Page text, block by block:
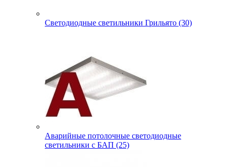
Светодиодные светильники Грильято (30)
Аварийные потолочные светодиодные
светильники с БАП (25)